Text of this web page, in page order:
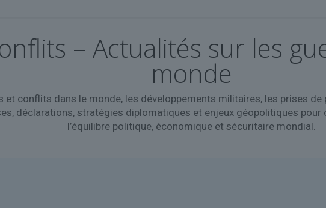
– Actualités sur les
monde
et conflits dans le monde, les développements militaires, les prises
déclarations, stratégies diplomatiques et enjeux géopolitiques pour
l’équilibre politique, économique et sécuritaire mondial.